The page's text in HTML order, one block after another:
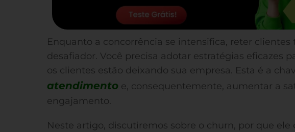
Enquanto a concorrência se intensifica, reter clientes
desafiador. Você precisa adotar estratégias eficazes
os clientes estão deixando sua empresa. Esta é a
atendimento e, consequentemente, aumentar a
engajamento.
Neste artigo, discutiremos sobre o churn, por que